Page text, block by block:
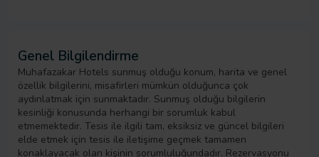
Genel Bilgilendirme
Muhafazakar Hotels sunmuş olduğu konum, harita ve genel
özellik bilgilerini, misafirleri mümkün olduğunca çok
aydınlatmak için sunmaktadır. Sunmuş olduğu bilgilerin
kesinliği konusunda herhangi bir sorumluk kabul
etmemektedir. Tesis ile ilgili tam, eksiksiz ve güncel bilgileri
elde etmek için tesis ile iletişime geçmek tamamen
konaklayacak olan kişinin sorumluluğundadır. Rezervasyonu